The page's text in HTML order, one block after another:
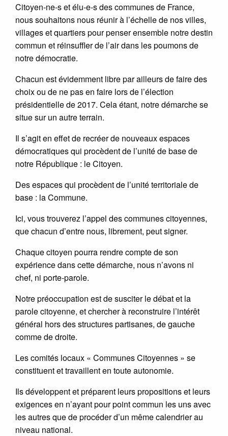
Citoyen-ne-s et élu-e-s des communes de France,
nous souhaitons nous réunir à l’échelle de nos villes,
villages et quartiers pour penser ensemble notre destin
commun et réinsuffler de l’air dans les poumons de
notre démocratie.
Chacun est évidemment libre par ailleurs de faire des
choix ou de ne pas en faire lors de l’élection
présidentielle de 2017. Cela étant, notre démarche se
situe sur un autre terrain.
Il s’agit en effet de recréer de nouveaux espaces
démocratiques qui procèdent de l’unité de base de
notre République : le Citoyen.
Des espaces qui procèdent de l’unité territoriale de
base : la Commune.
Ici, vous trouverez l’appel des communes citoyennes,
que chacun d’entre nous, librement, peut signer.
Chaque citoyen pourra rendre compte de son
expérience dans cette démarche, nous n’avons ni
chef, ni porte-parole.
Notre préoccupation est de susciter le débat et la
parole citoyenne, et chercher à reconstruire l’intérêt
général hors des structures partisanes, de gauche
comme de droite.
Les comités locaux « Communes Citoyennes » se
constituent et travaillent en toute autonomie.
Ils développent et préparent leurs propositions et leurs
exigences en n’ayant pour point commun les uns avec
les autres que de procéder d’un même calendrier au
niveau national.